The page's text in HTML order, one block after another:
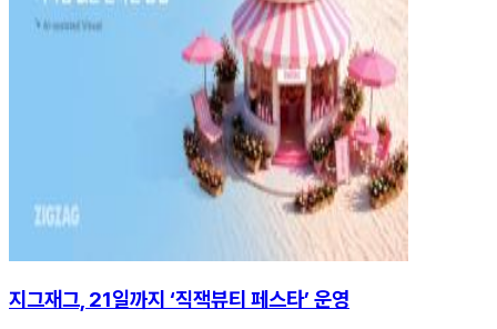
지그재그, 21일까지 ‘직잭뷰티 페스타’ 운영